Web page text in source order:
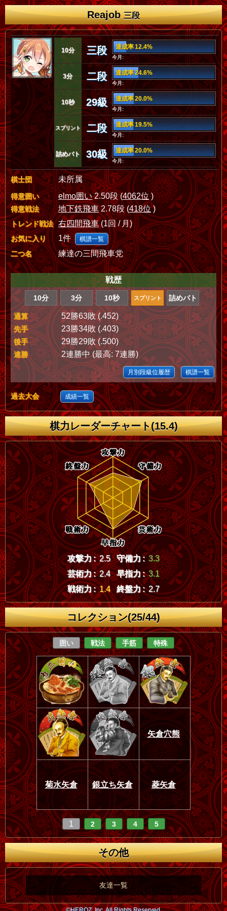
Reajob三段
10分 三段 達成率 12.4%
今月:
3分 二段 達成率 24.6%
今月:
10秒 29級 達成率 20.0%
今月:
スプリント 二段 達成率 19.5%
今月:
詰めバト 30級 達成率 20.0%
今月:
棋士団 未所属
得意囲い elmo囲い2.50段 (4062位)
得意戦法 地下鉄飛車2.78段 (418位)
トレンド戦法 右四間飛車(1回 / 月)
お気に入り 1件 棋譜一覧
二つ名 練達の三間飛車党
戦歴
10分 3分 10秒 スプリント 詰めバト
通算 52勝63敗 (.452)
先手 23勝34敗 (.403)
後手 29勝29敗 (.500)
連勝 2連勝中 (最高: 7連勝)
月別段級位履歴 棋譜一覧
過去大会 成績一覧
棋力レーダーチャート(15.4)
攻撃力 : 2.5 守備力 : 3.3
芸術力 : 2.4 早指力 : 3.1
戦術力 : 1.4 終盤力 : 2.7
コレクション(25/44)
囲い 戦法 手筋 特殊
矢倉穴熊
菊水矢倉 銀立ち矢倉 菱矢倉
1 2 3 4 5
その他
友達一覧